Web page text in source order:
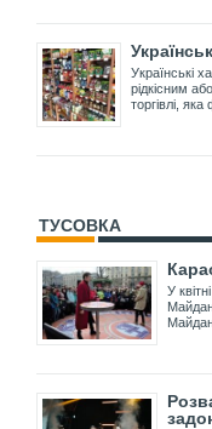
Українські
рідкісним
торгівлі,
ТУСОВКА
У